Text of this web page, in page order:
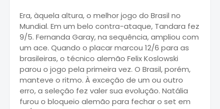
Era, àquela altura, o melhor jogo do Brasil no
Mundial. Em um belo contra-ataque, Tandara fez
9/5. Fernanda Garay, na sequência, ampliou com
um ace. Quando o placar marcou 12/6 para as
brasileiras, o técnico alemão Felix Koslowski
parou o jogo pela primeira vez. O Brasil, porém,
manteve o ritmo. À exceção de um ou outro
erro, a seleção fez valer sua evolução. Natália
furou o bloqueio alemão para fechar o set em